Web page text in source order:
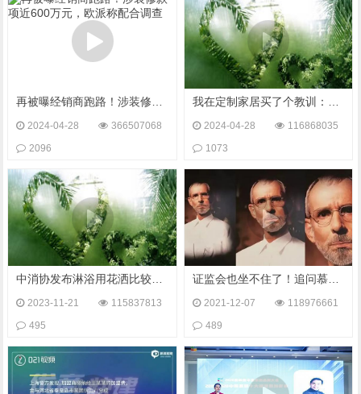
2024-04-28
366507068
2096
2024-04-28
116868035
1073
2023-11-21
115837813
495
2021-12-07
118976661
489